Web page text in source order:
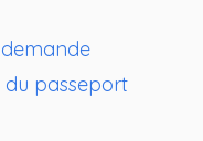
passeport